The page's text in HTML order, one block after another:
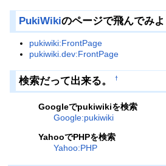
PukiWikiのページで飛んでみ
pukiwiki:FrontPage
pukiwiki.dev:FrontPage
検索だって出来る。†
Googleでpukiwikiを検索
Google:pukiwiki
YahooでPHPを検索
Yahoo:PHP